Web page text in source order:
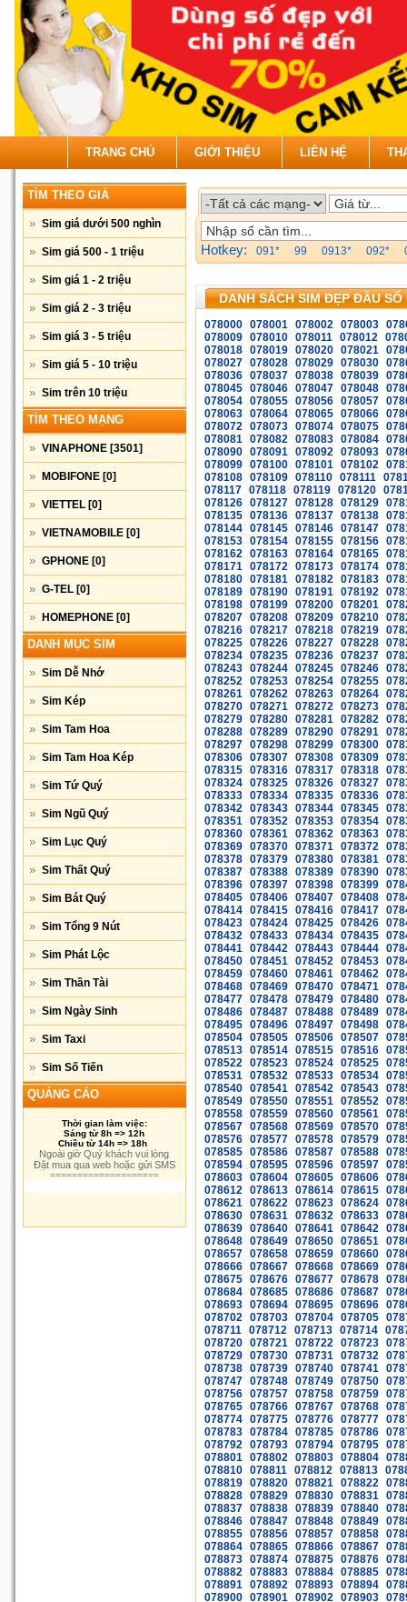
TRANG CHỦ GIỚI THIỆU LIÊN HỆ
TÌM THEO GIÁ
Sim giá dưới 500 nghìn
Sim giá 500 - 1 triệu
Sim giá 1 - 2 triệu
Sim giá 2 - 3 triệu
Sim giá 3 - 5 triệu
Sim giá 5 - 10 triệu
Sim trên 10 triệu
TÌM THEO MẠNG
VINAPHONE [3501]
MOBIFONE [0]
VIETTEL [0]
VIETNAMOBILE [0]
GPHONE [0]
G-TEL [0]
HOMEPHONE [0]
DANH MỤC SIM
Sim Dễ Nhớ
Sim Kép
Sim Tam Hoa
Sim Tam Hoa Kép
Sim Tứ Quý
Sim Ngũ Quý
Sim Lục Quý
Sim Thất Quý
Sim Bát Quý
Sim Tổng 9 Nút
Sim Phát Lộc
Sim Thần Tài
Sim Ngày Sinh
Sim Taxi
Sim Số Tiến
QUẢNG CÁO
Thời gian làm việc:
Sáng từ 8h => 12h
Chiều từ 14h => 18h
Ngoài giờ Quý khách vui lòng
Đặt mua qua web hoặc gửi SMS
====================
Hotkey: 091* 99 0913* 092*
DANH SÁCH SIM ĐẸP ĐẦU SỐ
078000 078001 078002 078003
078009 078010 078011 078012
078018 078019 078020 078021
078027 078028 078029 078030
078036 078037 078038 078039
078045 078046 078047 078048
078054 078055 078056 078057
078063 078064 078065 078066
078072 078073 078074 078075
078081 078082 078083 078084
078090 078091 078092 078093
078099 078100 078101 078102
078108 078109 078110 078111
078117 078118 078119 078120
078126 078127 078128 078129
078135 078136 078137 078138
078144 078145 078146 078147
078153 078154 078155 078156
078162 078163 078164 078165
078171 078172 078173 078174
078180 078181 078182 078183
078189 078190 078191 078192
078198 078199 078200 078201
078207 078208 078209 078210
078216 078217 078218 078219
078225 078226 078227 078228
078234 078235 078236 078237
078243 078244 078245 078246
078252 078253 078254 078255
078261 078262 078263 078264
078270 078271 078272 078273
078279 078280 078281 078282
078288 078289 078290 078291
078297 078298 078299 078300
078306 078307 078308 078309
078315 078316 078317 078318
078324 078325 078326 078327
078333 078334 078335 078336
078342 078343 078344 078345
078351 078352 078353 078354
078360 078361 078362 078363
078369 078370 078371 078372
078378 078379 078380 078381
078387 078388 078389 078390
078396 078397 078398 078399
078405 078406 078407 078408
078414 078415 078416 078417
078423 078424 078425 078426
078432 078433 078434 078435
078441 078442 078443 078444
078450 078451 078452 078453
078459 078460 078461 078462
078468 078469 078470 078471
078477 078478 078479 078480
078486 078487 078488 078489
078495 078496 078497 078498
078504 078505 078506 078507
078513 078514 078515 078516
078522 078523 078524 078525
078531 078532 078533 078534
078540 078541 078542 078543
078549 078550 078551 078552
078558 078559 078560 078561
078567 078568 078569 078570
078576 078577 078578 078579
078585 078586 078587 078588
078594 078595 078596 078597
078603 078604 078605 078606
078612 078613 078614 078615
078621 078622 078623 078624
078630 078631 078632 078633
078639 078640 078641 078642
078648 078649 078650 078651
078657 078658 078659 078660
078666 078667 078668 078669
078675 078676 078677 078678
078684 078685 078686 078687
078693 078694 078695 078696
078702 078703 078704 078705
078711 078712 078713 078714
078720 078721 078722 078723
078729 078730 078731 078732
078738 078739 078740 078741
078747 078748 078749 078750
078756 078757 078758 078759
078765 078766 078767 078768
078774 078775 078776 078777
078783 078784 078785 078786
078792 078793 078794 078795
078801 078802 078803 078804
078810 078811 078812 078813
078819 078820 078821 078822
078828 078829 078830 078831
078837 078838 078839 078840
078846 078847 078848 078849
078855 078856 078857 078858
078864 078865 078866 078867
078873 078874 078875 078876
078882 078883 078884 078885
078891 078892 078893 078894
078900 078901 078902 078903